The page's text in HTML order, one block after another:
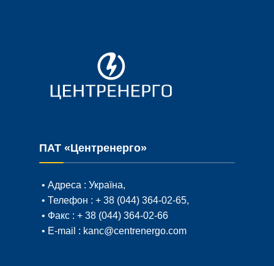
ПАТ «Центренерго»
• Адреса : Україна,
• Телефон : + 38 (044) 364-02-65,
• Факс : + 38 (044) 364-02-66
• E-mail : kanc@centrenergo.com